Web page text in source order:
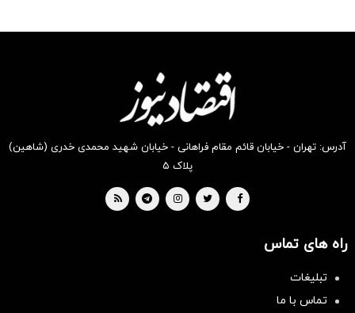
بخر !
بخر !
آدرس: تهران - خیابان قائم مقام فراهانی - خیابان شهید محمدی خدری (شاهین)
پلاک ۵
راه های تماس
تبلیغات
تماس با ما